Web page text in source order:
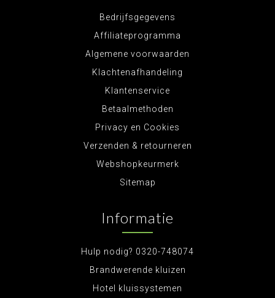
Bedrijfsgegevens
Affiliateprogramma
Algemene voorwaarden
Klachtenafhandeling
Klantenservice
Betaalmethoden
Privacy en Cookies
Verzenden & retourneren
Webshopkeurmerk
Sitemap
Informatie
Hulp nodig? 0320-748074
Brandwerende kluizen
Hotel kluissystemen